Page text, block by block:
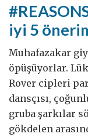
iyi 5
Muhafazakar
öpüşüyorlar.
Rover cipleri
dansçısı,
gruba şarkılar
gökdelen